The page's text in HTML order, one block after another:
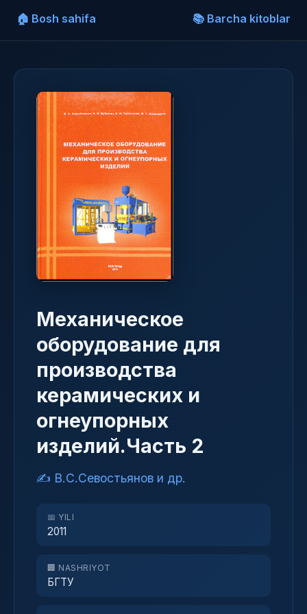
🏠 Bosh sahifa 📚 Barcha kitoblar
Механическое
оборудование для
производства
керамических и
огнеупорных
изделий.Часть 2
✍️ В.С.Севостьянов и др.
📅 YILI
2011
🏢 NASHRIYOT
БГТУ